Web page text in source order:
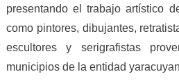
presentando el trabajo artístico
como pintores, dibujantes,
escultores y serigrafistas
municipios de la entidad